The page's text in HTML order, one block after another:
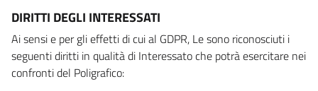
DIRITTI DEGLI INTERESSATI
Ai sensi e per gli effetti di cui al GDPR, Le sono riconosciuti i
seguenti diritti in qualità di Interessato che potrà esercitare nei
confronti del Poligrafico: